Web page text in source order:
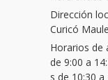
Dirección
Curicó Maule
Horarios de
de 9:00 a
s de 10:30 a